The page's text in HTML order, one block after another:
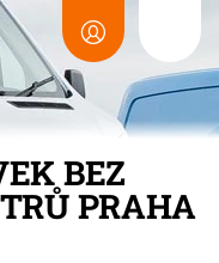
BEZ
PRAHA